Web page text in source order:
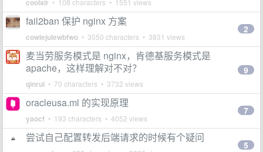
coolair • 108 characters • 1551 views
fail2ban 保护 nginx 方案
cowiejulewbfwo • 3050 characters • 3831 views
2
麦当劳服务模式是 nginx，肯德基服务模式是
apache，这样理解对不对？
qinrui • 70 characters • 3732 views
9
oracleusa.ml 的实现原理
yaocf • 193 characters • 4052 views
7
尝试自己配置转发后端请求的时候有个疑问
5